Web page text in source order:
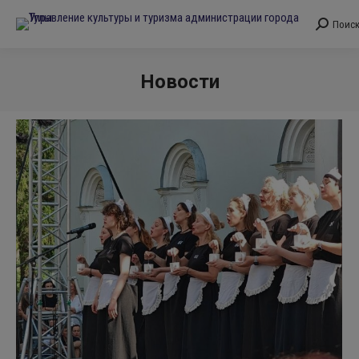
Поиск:
Поиск
Новости